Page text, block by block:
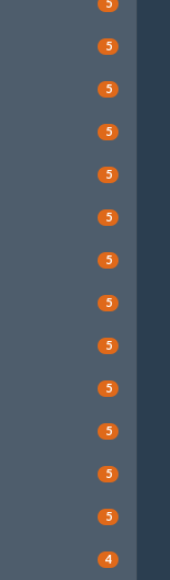
5
5
5
5
5
5
5
5
5
5
5
5
5
4